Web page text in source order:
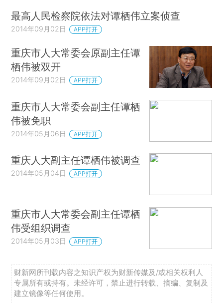
最高人民检察院依法对谭栖伟立案侦查
2014年09月02日 APP打开
重庆市人大常委会原副主任谭
栖伟被双开
2014年09月02日 APP打开
重庆市人大常委会副主任谭栖
伟被免职
2014年05月06日 APP打开
重庆人大副主任谭栖伟被调查
2014年05月04日 APP打开
重庆市人大常委会副主任谭栖
伟受组织调查
2014年05月03日 APP打开
财新网所刊载内容之知识产权为财新传媒及/或相关权利人
专属所有或持有。未经许可，禁止进行转载、摘编、复制及
建立镜像等任何使用。